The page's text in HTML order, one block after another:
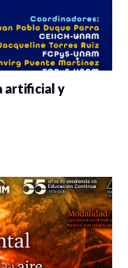
artificial y